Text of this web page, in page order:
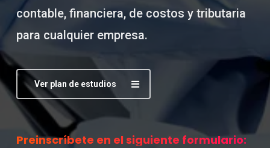
contable, financiera, de costos y tributaria
para cualquier empresa.
Ver plan de estudios
Preinscríbete en el siguiente formulario: